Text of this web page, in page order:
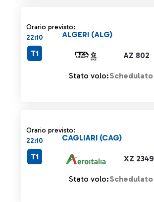
Orario previsto:
22:10
AZ 802
ALGERI (ALG)
T1
Stato volo:Schedulato
Orario previsto:
22:10
XZ 2349
CAGLIARI (CAG)
T1
Stato volo:Schedulato